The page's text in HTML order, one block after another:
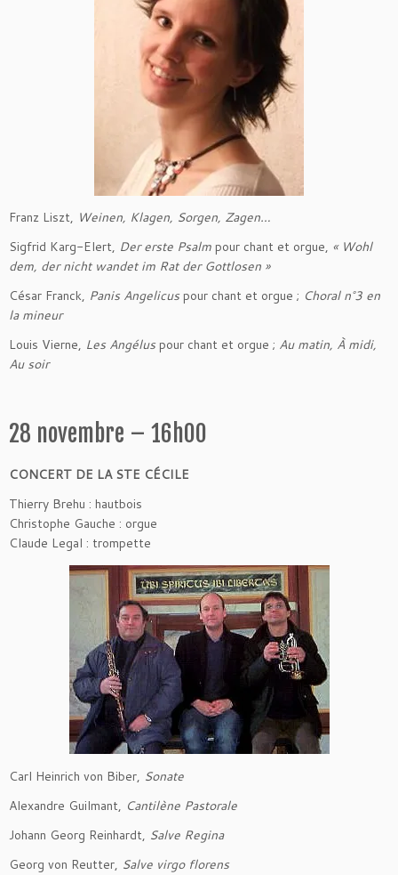
Franz Liszt, Weinen, Klagen, Sorgen, Zagen…
Sigfrid Karg-Elert, Der erste Psalm pour chant et orgue, « Wohl
dem, der nicht wandet im Rat der Gottlosen »
César Franck, Panis Angelicuspour chant et orgue ; Choral n°3 en
la mineur
Louis Vierne, Les Angéluspour chant et orgue ; Au matin, À midi,
Au soir
28 novembre – 16h00
CONCERT DE LA STE CÉCILE
Thierry Brehu : hautbois
Christophe Gauche : orgue
Claude Legal : trompette
Carl Heinrich von Biber, Sonate
Alexandre Guilmant, Cantilène Pastorale
Johann Georg Reinhardt, Salve Regina
Georg von Reutter, Salve virgo florens